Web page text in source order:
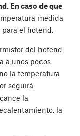
En caso de que
medida
el hotend.
del hotend
a unos pocos
la temperatura
seguirá
la
la